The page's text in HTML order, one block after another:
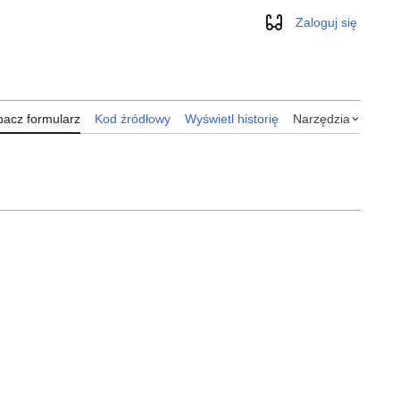
WyglądZaloguj się
formularz Kod źródłowy Wyświetl historię Narzędzia